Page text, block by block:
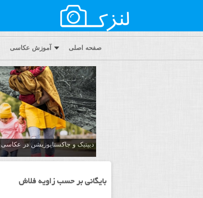
صفحه اصلی آموزش عکاسی
دیپتیک و جاکستا‌پوزیشن در عکاسی
بایگانی بر حسب زاویه فلاش